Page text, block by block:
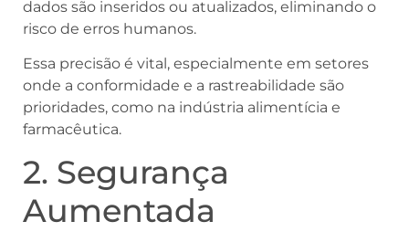
dados são inseridos ou atualizados, eliminando o
risco de erros humanos.
Essa precisão é vital, especialmente em setores
onde a conformidade e a rastreabilidade são
prioridades, como na indústria alimentícia e
farmacêutica.
2. Segurança
Aumentada